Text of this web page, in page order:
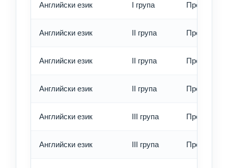
Английски език I група Превод -
Английски език II група Превод -
Английски език II група Превод -
Английски език II група Превод -
Английски език III група Превод -
Английски език III група Превод -